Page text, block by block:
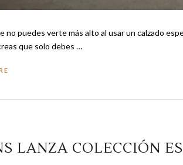
puedes verte más alto al usar un calzado especial, te
que solo debes …
LANZA COLECCIÓN